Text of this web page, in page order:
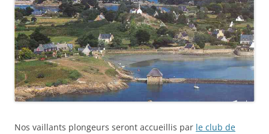
Nos vaillants plongeurs seront accueillis par le club de